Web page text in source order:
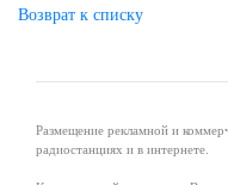
Возврат к списку
Размещение рекламной и
радиостанциях и в интернете.